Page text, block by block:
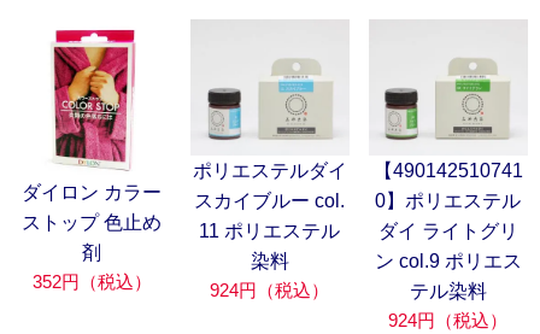
ダイロン カラー
ストップ 色止め
剤
352円（税込）
ポリエステルダイ
スカイブルー col.
11 ポリエステル
染料
924円（税込）
【490142510741
0】ポリエステル
ダイ ライトグリ
ン col.9 ポリエス
テル染料
924円（税込）